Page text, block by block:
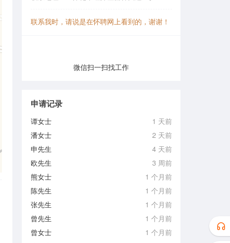
联系我时，请说是在怀聘网上看到的，谢谢！
微信扫一扫找工作
申请记录
谭女士
1 天前
潘女士
2 天前
申先生
4 天前
欧先生
3 周前
熊女士
1 个月前
陈先生
1 个月前
张先生
1 个月前
曾先生
1 个月前
曾女士
1 个月前